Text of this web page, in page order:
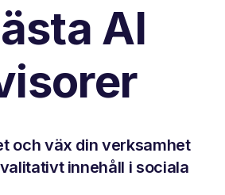
AI
och väx din verksamhet
innehåll i sociala